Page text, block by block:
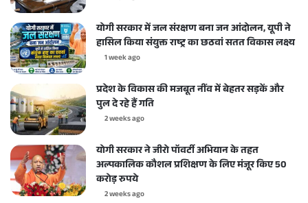
योगी सरकार में जल संरक्षण बना जन आंदोलन, यूपी ने
हासिल किया संयुक्त राष्ट्र का छठवां सतत विकास लक्ष्य
1 week ago
प्रदेश के विकास की मजबूत नींव में बेहतर सड़कें और
पुल दे रहे हैं गति
2 weeks ago
योगी सरकार ने जीरो पॉवर्टी अभियान के तहत
अल्पकालिक कौशल प्रशिक्षण के लिए मंजूर किए 50
करोड़ रुपये
2 weeks ago